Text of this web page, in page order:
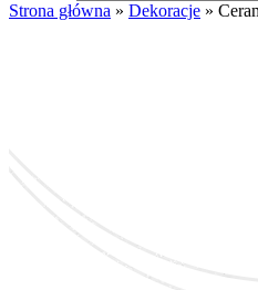
Strona główna » Dekoracje »